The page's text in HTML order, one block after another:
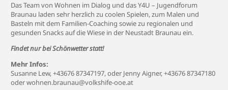
Das Team von Wohnen im Dialog und das Y4U – Jugendforum
Braunau laden sehr herzlich zu coolen Spielen, zum Malen und
Basteln mit dem Familien-Coaching sowie zu regionalen und
gesunden Snacks auf die Wiese in der Neustadt Braunau ein.
Findet nur bei Schönwetter statt!
Mehr Infos:
Susanne Lew, +43676 87347197, oder Jenny Aigner, +43676 87347180
oderwohnen.braunau@volkshife-ooe.at